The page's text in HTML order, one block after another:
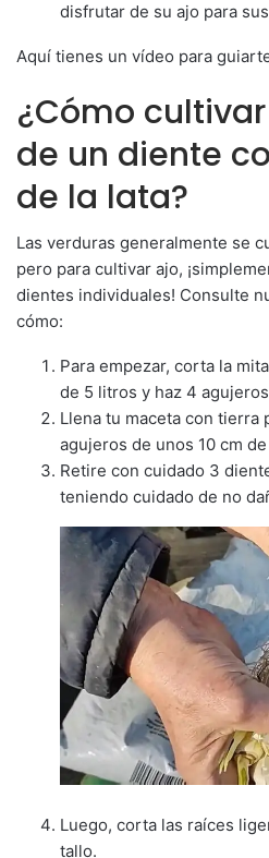
disfrutar de su ajo para
Aquí tienes un vídeo para
¿Cómo
de un diente
de la lata?
Las verduras generalmente se
pero para cultivar ajo,
dientes individuales! Consulte
cómo:
Para empezar, corta la
de 5 litros y haz 4
Llena tu maceta con tierra
agujeros de unos 10 cm
Retire con cuidado 3
teniendo cuidado de no
Luego, corta las raíces
tallo.